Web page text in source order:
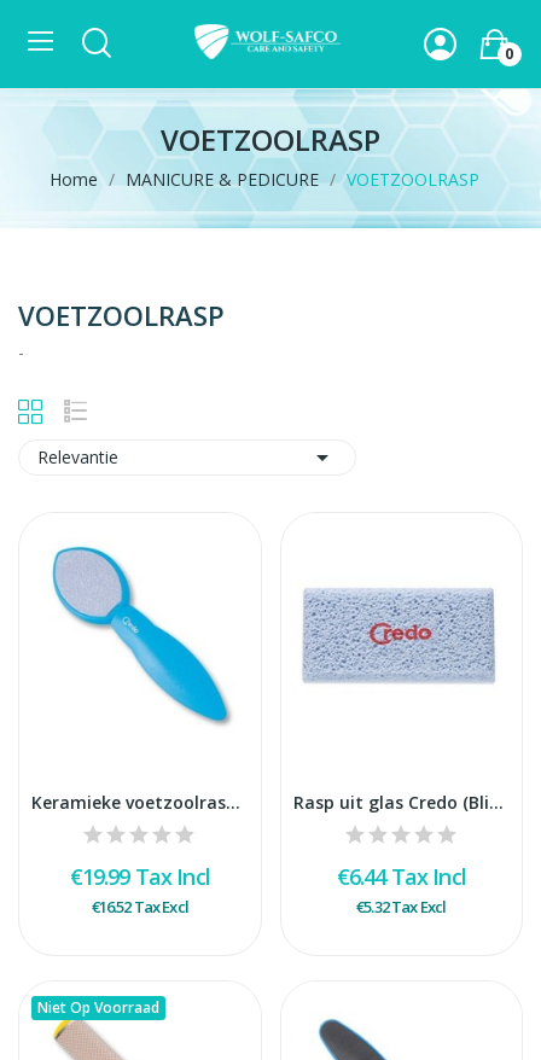
0
VOETZOOLRASP
Home MANICURE & PEDICURE VOETZOOLRASP
VOETZOOLRASP
-
Relevantie 
Keramieke voetzoolrasp Blister
€19.99 Tax Incl
€16.52Tax Excl
Rasp uit glas Credo (Blister/Display)
€6.44Tax Incl
€5.32Tax Excl
Niet Op Voorraad